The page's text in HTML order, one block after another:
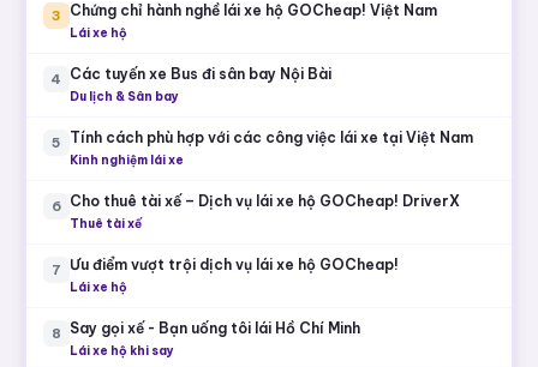
3 Chứng chỉ hành nghề lái xe hộ GOCheap! Việt Nam
Lái xe hộ
4 Các tuyến xe Bus đi sân bay Nội Bài
Du lịch & Sân bay
5 Tính cách phù hợp với các công việc lái xe tại Việt Nam
Kinh nghiệm lái xe
6 Cho thuê tài xế – Dịch vụ lái xe hộ GOCheap! DriverX
Thuê tài xế
7 Ưu điểm vượt trội dịch vụ lái xe hộ GOCheap!
Lái xe hộ
8 Say gọi xế - Bạn uống tôi lái Hồ Chí Minh
Lái xe hộ khi say